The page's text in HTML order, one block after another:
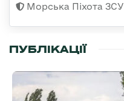
Морська Піхота ЗСУ
ПУБЛІКАЦІЇ